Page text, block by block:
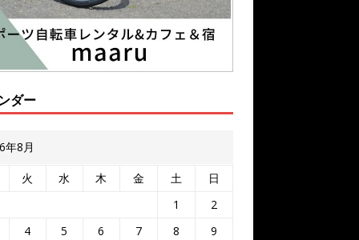
ダー
年8月
火 水 木 金 土
日
1
2
4
5 6 7 8
9